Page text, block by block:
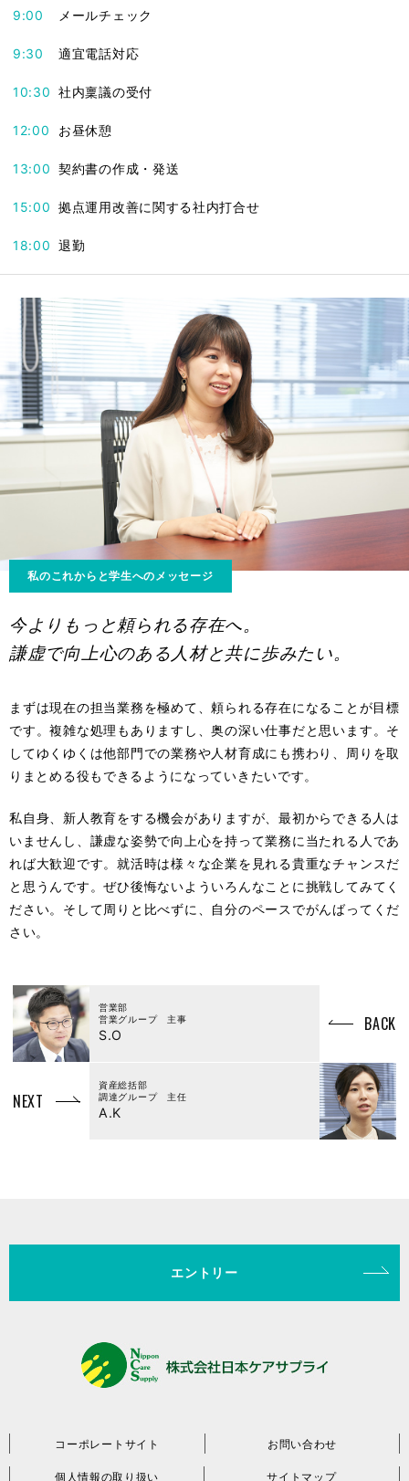
9:00 メールチェック
9:30 適宜電話対応
10:30 社内稟議の受付
12:00 お昼休憩
13:00 契約書の作成・発送
15:00 拠点運用改善に関する社内打合せ
18:00 退勤
私のこれからと学生へのメッセージ
今よりもっと頼られる存在へ。
謙虚で向上心のある人材と共に歩みたい。
まずは現在の担当業務を極めて、頼られる存在になることが目標
です。複雑な処理もありますし、奥の深い仕事だと思います。そ
してゆくゆくは他部門での業務や人材育成にも携わり、周りを取
りまとめる役もできるようになっていきたいです。
私自身、新人教育をする機会がありますが、最初からできる人は
いませんし、謙虚な姿勢で向上心を持って業務に当たれる人であ
れば大歓迎です。就活時は様々な企業を見れる貴重なチャンスだ
と思うんです。ぜひ後悔ないよういろんなことに挑戦してみてく
ださい。そして周りと比べずに、自分のペースでがんばってくだ
さい。
営業部
営業グループ 主事
S.O
BACK
資産総括部
調達グループ 主任
A.K
NEXT
エントリー
コーポレートサイト お問い合わせ
個人情報の取り扱い サイトマップ